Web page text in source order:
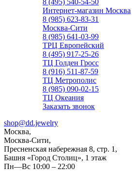
8 (495) 540-54-50
Интернет-магазин Москва
8 (985) 623-83-31
Москва-Сити
8 (985) 641-03-99
ТРЦ Европейский
8 (495) 917-25-26
ТЦ Голден Гросс
8 (916) 511-87-59
ТЦ Метрополис
8 (985) 090-02-15
ТЦ Океания
Заказать звонок
shop@dd.jewelry
Москва,
Москва-Сити,
Пресненская набережная 8, стр. 1,
Башня «Город Столиц», 1 этаж
Пн—Вс 10:00 – 22:00